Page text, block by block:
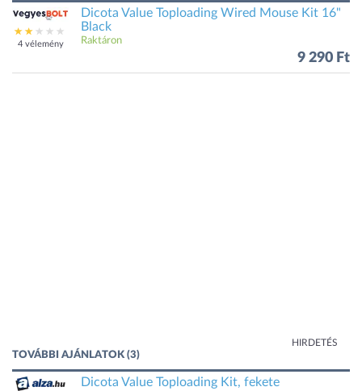
4 vélemény
Dicota Value Toploading Wired Mouse Kit 16"
Black
Raktáron
9 290 Ft
HIRDETÉS
TOVÁBBI AJÁNLATOK (3)
Dicota Value Toploading Kit, fekete